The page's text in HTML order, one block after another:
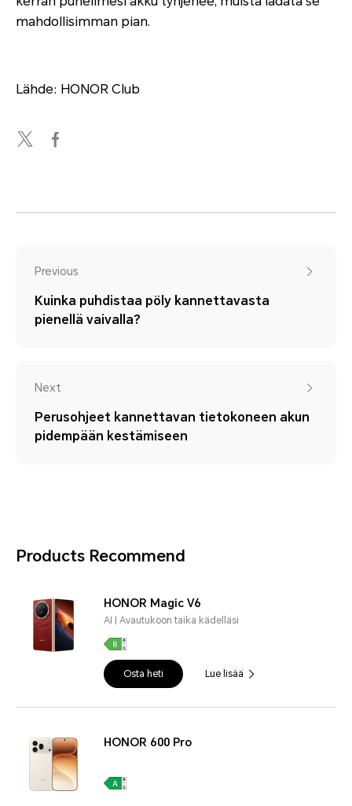
mahdollisimman pian.
Lähde: HONOR Club
Previous
Kuinka puhdistaa pöly kannettavasta
pienellä vaivalla?
Next
Perusohjeet kannettavan tietokoneen akun
pidempään kestämiseen
Products Recommend
HONOR Magic V6
AI | Avautukoon taika kädelläsi
Osta heti Lue lisää
HONOR 600 Pro